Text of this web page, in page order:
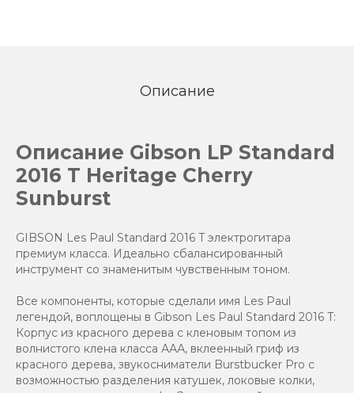
Описание
Описание Gibson LP Standard
2016 T Heritage Cherry
Sunburst
GIBSON Les Paul Standard 2016 T электрогитара
премиум класса. Идеально сбалансированный
инструмент со знаменитым чувственным тоном.
Все компоненты, которые сделали имя Les Paul
легендой, воплощены в Gibson Les Paul Standard 2016 T:
Корпус из красного дерева с кленовым топом из
волнистого клена класса ААА, вклеенный гриф из
красного дерева, звукосниматели Burstbucker Pro с
возможностью разделения катушек, локовые колки,